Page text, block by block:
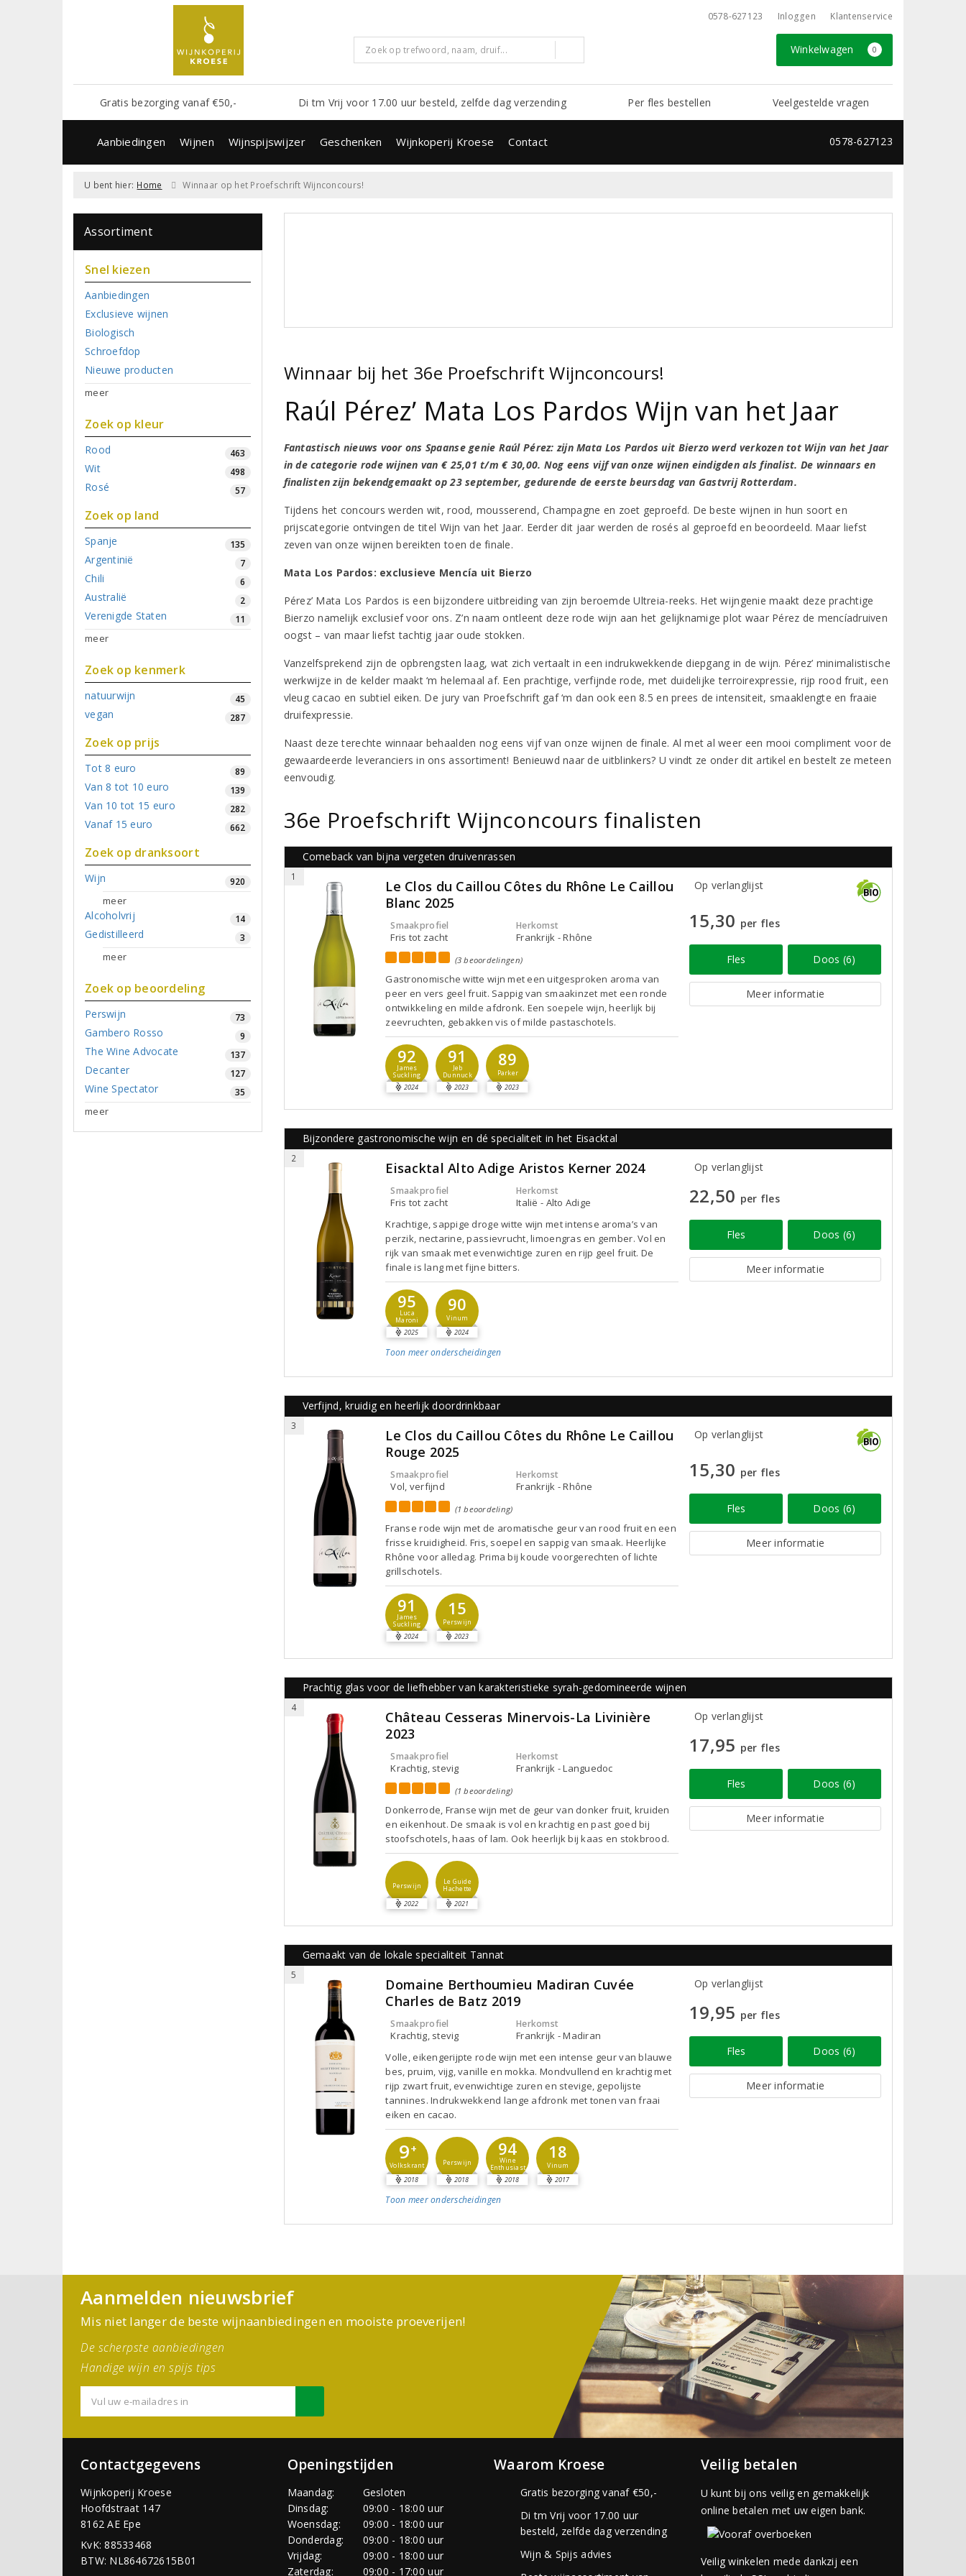
0578-627123 Inloggen Klantenservice
Winkelwagen 0
Gratis bezorging vanaf €50,- Di tm Vrij voor 17.00 uur besteld, zelfde dag verzending Per fles bestellen Veelgestelde vragen
Aanbiedingen Wijnen Wijnspijswijzer Geschenken Wijnkoperij Kroese Contact 0578-627123
U bent hier: Home Winnaar op het Proefschrift Wijnconcours!
Assortiment
Snel kiezen
Aanbiedingen
Exclusieve wijnen
Biologisch
Schroefdop
Nieuwe producten
meer
Zoek op kleur
Rood 463
Wit 498
Rosé 57
Zoek op land
Spanje 135
Argentinië 7
Chili 6
Australië 2
Verenigde Staten 11
meer
Zoek op kenmerk
natuurwijn 45
vegan 287
Zoek op prijs
Tot 8 euro 89
Van 8 tot 10 euro 139
Van 10 tot 15 euro 282
Vanaf 15 euro 662
Zoek op dranksoort
Wijn 920
meer
Alcoholvrij 14
Gedistilleerd 3
meer
Zoek op beoordeling
Perswijn 73
Gambero Rosso 9
The Wine Advocate 137
Decanter 127
Wine Spectator 35
meer
Winnaar bij het 36e Proefschrift Wijnconcours!
Raúl Pérez’ Mata Los Pardos Wijn van het Jaar
Fantastisch nieuws voor ons Spaanse genie Raúl Pérez: zijn Mata Los Pardos uit Bierzo werd verkozen tot Wijn van het Jaar
in de categorie rode wijnen van € 25,01 t/m € 30,00. Nog eens vijf van onze wijnen eindigden als finalist. De winnaars en
finalisten zijn bekendgemaakt op 23 september, gedurende de eerste beursdag van Gastvrij Rotterdam.
Tijdens het concours werden wit, rood, mousserend, Champagne en zoet geproefd. De beste wijnen in hun soort en
prijscategorie ontvingen de titel Wijn van het Jaar. Eerder dit jaar werden de rosés al geproefd en beoordeeld. Maar liefst
zeven van onze wijnen bereikten toen de finale.
Mata Los Pardos: exclusieve Mencía uit Bierzo
Pérez’ Mata Los Pardos is een bijzondere uitbreiding van zijn beroemde Ultreia-reeks. Het wijngenie maakt deze prachtige
Bierzo namelijk exclusief voor ons. Z’n naam ontleent deze rode wijn aan het gelijknamige plot waar Pérez de mencíadruiven
oogst – van maar liefst tachtig jaar oude stokken.
Vanzelfsprekend zijn de opbrengsten laag, wat zich vertaalt in een indrukwekkende diepgang in de wijn. Pérez’ minimalistische
werkwijze in de kelder maakt ‘m helemaal af. Een prachtige, verfijnde rode, met duidelijke terroirexpressie, rijp rood fruit, een
vleug cacao en subtiel eiken. De jury van Proefschrift gaf ‘m dan ook een 8.5 en prees de intensiteit, smaaklengte en fraaie
druifexpressie.
Naast deze terechte winnaar behaalden nog eens vijf van onze wijnen de finale. Al met al weer een mooi compliment voor de
gewaardeerde leveranciers in ons assortiment! Benieuwd naar de uitblinkers? U vindt ze onder dit artikel en bestelt ze meteen
eenvoudig.
36e Proefschrift Wijnconcours finalisten
Comeback van bijna vergeten druivenrassen
1
Le Clos du Caillou Côtes du Rhône Le Caillou
Blanc 2025
Smaakprofiel
Fris tot zacht
Herkomst
Frankrijk - Rhône
(3 beoordelingen)
Gastronomische witte wijn met een uitgesproken aroma van
peer en vers geel fruit. Sappig van smaakinzet met een ronde
ontwikkeling en milde afdronk. Een soepele wijn, heerlijk bij
zeevruchten, gebakken vis of milde pastaschotels.
92
James
Suckling
2024
91
Jeb
Dunnuck
2023
89
Parker
2023
Op verlanglijst
15,30 per fles
Fles Doos (6)
Meer informatie
Bijzondere gastronomische wijn en dé specialiteit in het Eisacktal
2
Eisacktal Alto Adige Aristos Kerner 2024
Smaakprofiel
Fris tot zacht
Herkomst
Italië - Alto Adige
Krachtige, sappige droge witte wijn met intense aroma’s van
perzik, nectarine, passievrucht, limoengras en gember. Vol en
rijk van smaak met evenwichtige zuren en rijp geel fruit. De
finale is lang met fijne bitters.
95
Luca
Maroni
2025
90
Vinum
2024
Toon meeronderscheidingen
Op verlanglijst
22,50 per fles
Fles Doos (6)
Meer informatie
Verfijnd, kruidig en heerlijk doordrinkbaar
3
Le Clos du Caillou Côtes du Rhône Le Caillou
Rouge 2025
Smaakprofiel
Vol, verfijnd
Herkomst
Frankrijk - Rhône
(1 beoordeling)
Franse rode wijn met de aromatische geur van rood fruit en een
frisse kruidigheid. Fris, soepel en sappig van smaak. Heerlijke
Rhône voor alledag. Prima bij koude voorgerechten of lichte
grillschotels.
91
James
Suckling
2024
15
Perswijn
2023
Op verlanglijst
15,30 per fles
Fles Doos (6)
Meer informatie
Prachtig glas voor de liefhebber van karakteristieke syrah-gedomineerde wijnen
4
Château Cesseras Minervois-La Livinière
2023
Smaakprofiel
Krachtig, stevig
Herkomst
Frankrijk - Languedoc
(1 beoordeling)
Donkerrode, Franse wijn met de geur van donker fruit, kruiden
en eikenhout. De smaak is vol en krachtig en past goed bij
stoofschotels, haas of lam. Ook heerlijk bij kaas en stokbrood.
Perswijn
2022
Le Guide
Hachette
2021
Op verlanglijst
17,95 per fles
Fles Doos (6)
Meer informatie
Gemaakt van de lokale specialiteit Tannat
5
Domaine Berthoumieu Madiran Cuvée
Charles de Batz 2019
Smaakprofiel
Krachtig, stevig
Herkomst
Frankrijk - Madiran
Volle, eikengerijpte rode wijn met een intense geur van blauwe
bes, pruim, vijg, vanille en mokka. Mondvullend en krachtig met
rijp zwart fruit, evenwichtige zuren en stevige, gepolijste
tannines. Indrukwekkend lange afdronk met tonen van fraai
eiken en cacao.
9+
Volkskrant
2018
Perswijn
2018
94
Wine
Enthusiast
2018
18
Vinum
2017
Toon meeronderscheidingen
Op verlanglijst
19,95 per fles
Fles Doos (6)
Meer informatie
Aanmelden nieuwsbrief
Mis niet langer de beste wijnaanbiedingen en mooiste proeverijen!
De scherpste aanbiedingen
Handige wijn en spijs tips
Contactgegevens
Wijnkoperij Kroese
Hoofdstraat 147
8162 AE Epe
KvK: 88533468
BTW: NL864672615B01
Openingstijden
Maandag:
Gesloten
Dinsdag:
09:00 - 18:00 uur
Woensdag:
09:00 - 18:00 uur
Donderdag:
09:00 - 18:00 uur
Vrijdag:
09:00 - 18:00 uur
Zaterdag:
09:00 - 17:00 uur
Waarom Kroese
Gratis bezorging vanaf €50,-
Di tm Vrij voor 17.00 uur
besteld, zelfde dag verzending
Wijn & Spijs advies
Veilig betalen
U kunt bij ons veilig en gemakkelijk
online betalen met uw eigen bank.
Veilig winkelen mede dankzij een